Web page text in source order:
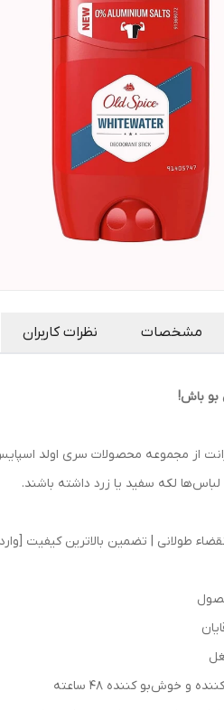
مشخصات نظرات کاربران
باش!
از مجموعه محصولات سری اولد
لکه سفید یا زرد داشته باشند.
طولانی | تضمین بالاترین کیفیت
و خوش‌بو کننده ۴۸ ساعته